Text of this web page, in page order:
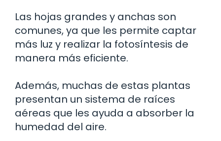
Las hojas grandes y anchas son
comunes, ya que les permite captar
más luz y realizar la fotosíntesis de
manera más eficiente.
Además, muchas de estas plantas
presentan un sistema de raíces
aéreas que les ayuda a absorber la
humedad del aire.